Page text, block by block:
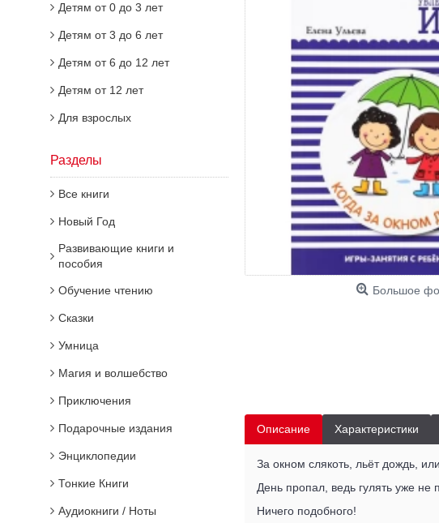
Детям от 0 до 3 лет
Детям от 3 до 6 лет
Детям от 6 до 12 лет
Детям от 12 лет
Для взрослых
Разделы
Все книги
Новый Год
Развивающие книги и
пособия
Обучение чтению
Сказки
Умница
Магия и волшебство
Приключения
Подарочные издания
Энциклопедии
Тонкие Книги
Аудиокниги / Ноты
Большое
Описание Характеристики
За окном слякоть, льёт дождь,
День пропал, ведь гулять уже не
Ничего подобного!